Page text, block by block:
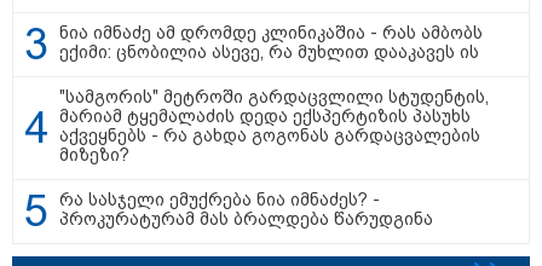
თბილისი - ბუდაპეშტი 1609.70
ლარიდან
ნია იმნაძე ამ დრომდე კლინიკაშია - რას ამბობს
ექიმი: ცნობილია ასევე, რა მუხლით დააკავეს ის
"სამგორის" მეტროში გარდაცვლილი სტუდენტის,
მარიამ ტყემალაძის დედა ექსპერტიზის პასუხს
აქვეყნებს - რა გახდა გოგონას გარდაცვალების
მიზეზი?
რა სასჯელი ემუქრება ნია იმნაძეს? -
პროკურატურამ მას ბრალდება წარუდგინა